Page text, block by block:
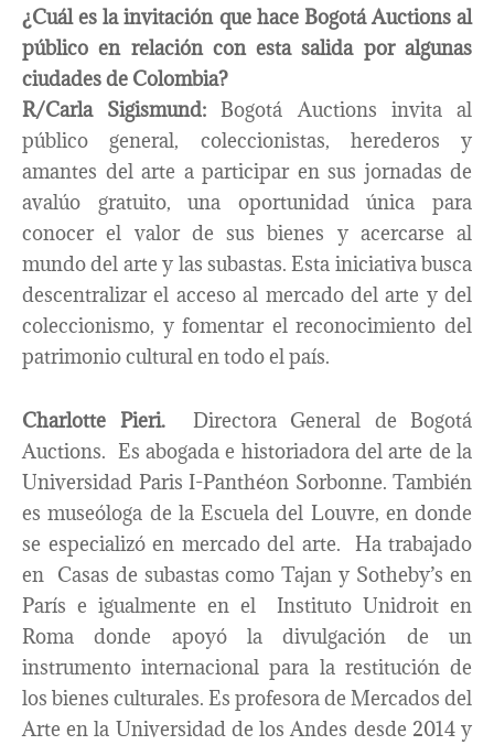
¿Cuál es la invitación que hace Bogotá Auctions al
público en relación con esta salida por algunas
ciudades de Colombia?
R/Carla Sigismund:Bogotá Auctions invita al
público general, coleccionistas, herederos y
amantes del arte a participar en sus jornadas de
avalúo gratuito, una oportunidad única para
conocer el valor de sus bienes y acercarse al
mundo del arte y las subastas. Esta iniciativa busca
descentralizar el acceso al mercado del arte y del
coleccionismo, y fomentar el reconocimiento del
patrimonio cultural en todo el país.
Charlotte Pieri.Directora General de Bogotá
Auctions. Es abogada e historiadora del arte de la
Universidad Paris I-Panthéon Sorbonne. También
es museóloga de la Escuela del Louvre, en donde
se especializó en mercado del arte. Ha trabajado
en Casas de subastas como Tajan y Sotheby’s en
París e igualmente en el Instituto Unidroit en
Roma donde apoyó la divulgación de un
instrumento internacional para la restitución de
los bienes culturales. Es profesora de Mercados del
Arte en la Universidad de los Andes desde 2014 y